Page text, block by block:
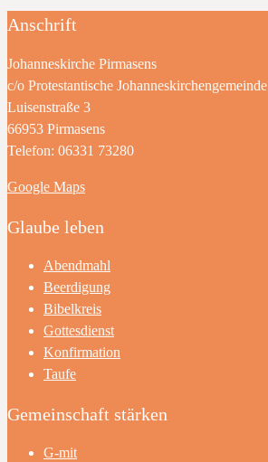
Anschrift
Johanneskirche Pirmasens
c/o Protestantische Johanneskirchengemeinde
Luisenstraße 3
66953 Pirmasens
Telefon: 06331 73280
Google Maps
Glaube leben
Abendmahl
Beerdigung
Bibelkreis
Gottesdienst
Konfirmation
Taufe
Gemeinschaft stärken
G-mit